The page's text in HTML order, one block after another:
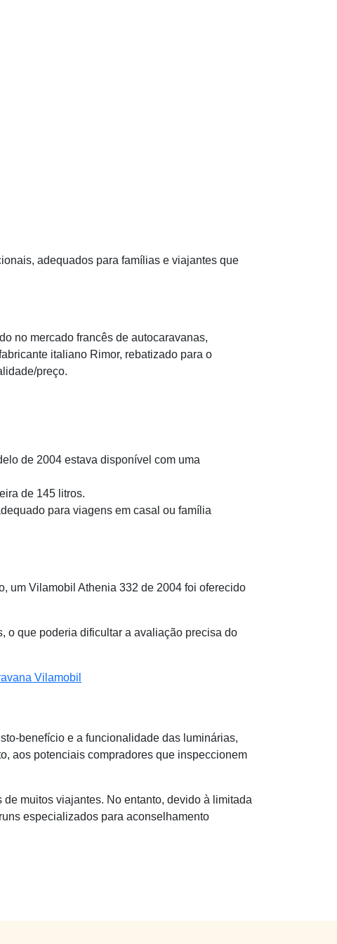
adequados para famílias e viajantes que
no mercado francês de autocaravanas,
italiano Rimor, rebatizado para o
preço.
de 2004 estava disponível com uma
de 145 litros.
para viagens em casal ou família
um Vilamobil Athenia 332 de 2004 foi oferecido
o que poderia dificultar a avaliação precisa do
Vilamobil
benefício e a funcionalidade das luminárias,
aos potenciais compradores que inspeccionem
muitos viajantes. No entanto, devido à limitada
especializados para aconselhamento